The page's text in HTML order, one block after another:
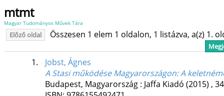
mtmt
Magyar Tudományos Művek Tára
Előző oldal Összesen 1 elem 1 oldalon, 1 listázva, a(z) 1.
1.
Jobst, Ágnes
A Stasi működése Magyarországon: A
Budapest, Magyarország : Jaffa Kiadó (2015) ,